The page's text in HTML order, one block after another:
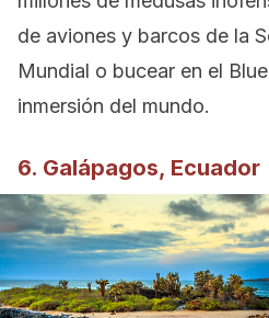
de aviones y barcos de la
Mundial o bucear en el
inmersión del mundo.
6. Galápagos, Ecuador